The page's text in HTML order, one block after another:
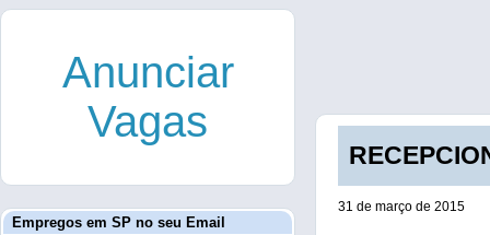
31 de março de 2015
Anunciar
Vagas
Empregos em SP no seu Email